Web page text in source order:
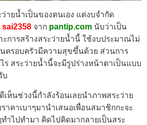
ายน้ำเป็นของตนเอง แต่งบจำกัด
จาก pantip.com นับว่าเป็น
ะการสร้างสระว่ายน้ำนี้ ใช้งบประมาณไม่
ครอบครัวมีความสุขขึ้นด้วย ส่วนการ
ร สระว่ายน้ำนี้จะมีรูปร่างหน้าตาเป็นแบบ
บ
เห็นช่วงนี้กำลังร้อนเลยนำภาพสระว่าย
าคาเบาๆมานำเสนอเพื่อนสมาชิกกะจะ
ทำไปทำมา คิดไปคิดมากลายเป็นสระ